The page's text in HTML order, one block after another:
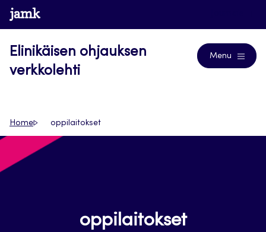
Siirry
suoraan
www.jamk.fi
Elinikäisen ohjauksen
verkkolehti
Menu
Home oppilaitokset
oppilaitokset